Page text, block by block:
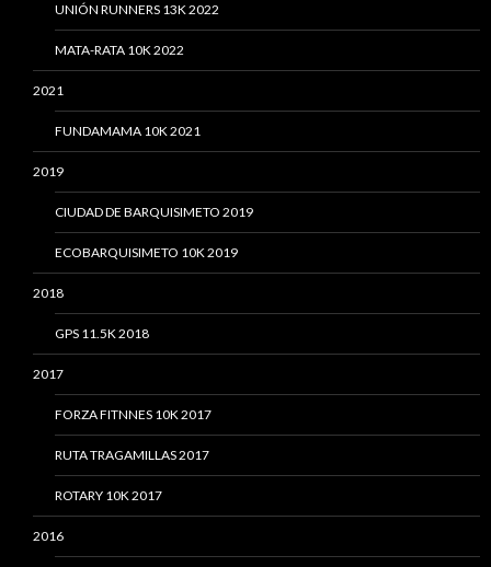
UNIÓN RUNNERS 13K 2022
MATA-RATA 10K 2022
2021
FUNDAMAMA 10K 2021
2019
CIUDAD DE BARQUISIMETO 2019
ECOBARQUISIMETO 10K 2019
2018
GPS 11.5K 2018
2017
FORZA FITNNES 10K 2017
RUTA TRAGAMILLAS 2017
ROTARY 10K 2017
2016